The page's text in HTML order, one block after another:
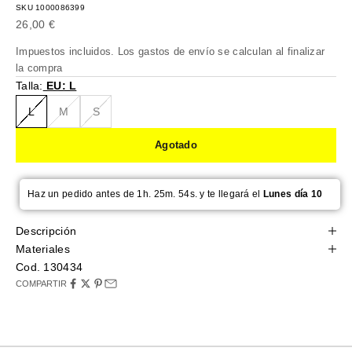
SKU 1000086399
Precio de oferta
26,00 €
Impuestos incluidos. Los gastos de envío se calculan al finalizar
la compra
Talla: EU: L
L M S
Agotado
Haz un pedido antes de 1h. 25m. 53s. y te llegará el Lunes día 10
Descripción
Materiales
Cod. 130434
COMPARTIR